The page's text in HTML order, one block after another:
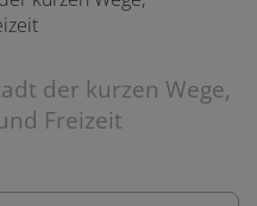
der kurzen Wege,
Freizeit